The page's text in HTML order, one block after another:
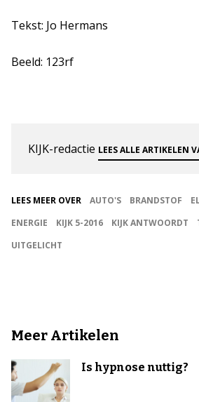
Tekst: Jo Hermans
Beeld: 123rf
KIJK-redactie LEES ALLE ARTIKELEN
LEES MEER OVER AUTO'S BRANDSTOF
ENERGIE
KIJK 5-2016 KIJK ANTWOORDT
UITGELICHT
Meer Artikelen
Is hypnose nuttig?